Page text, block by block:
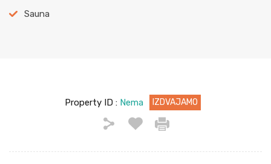
Sauna
Property ID : Nema IZDVAJAMO